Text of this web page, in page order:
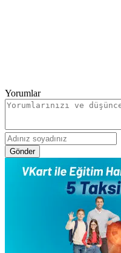
Yorumlar
Gönder